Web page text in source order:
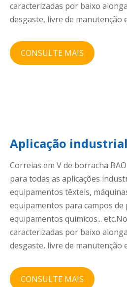
caracterizadas por baixo
desgaste, livre de manutenção
CONSULTE MAIS
Aplicação industrial
Correias em V de borracha
para todas as aplicações
equipamentos têxteis,
equipamentos para campos de
equipamentos químicos...
caracterizadas por baixo
desgaste, livre de manutenção
CONSULTE MAIS